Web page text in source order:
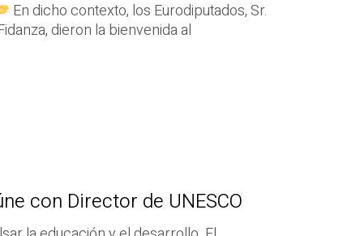
En dicho contexto, los Eurodiputados, Sr.
dieron la bienvenida al
con Director de UNESCO